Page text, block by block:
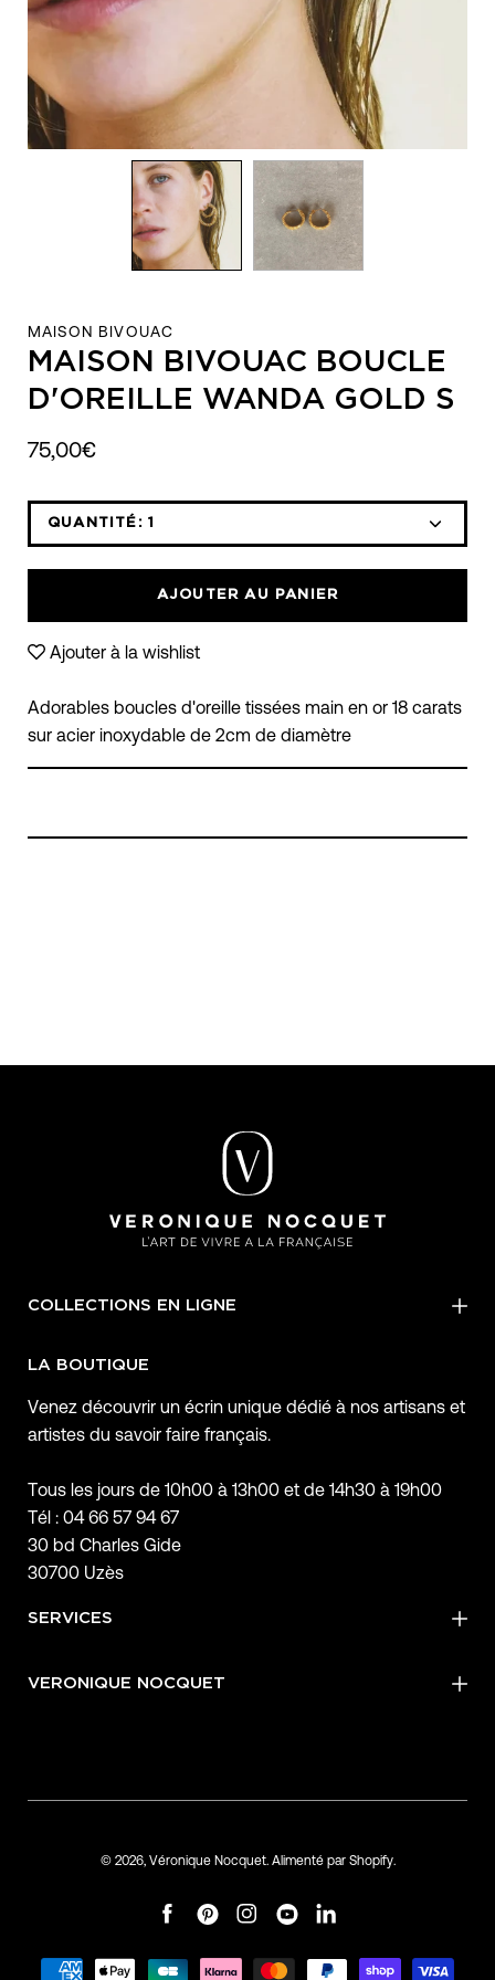
MAISON BIVOUAC
MAISON BIVOUAC BOUCLE
D'OREILLE WANDA GOLD S
75,00€
QUANTITÉ: 1
AJOUTER AU PANIER
Ajouter à la wishlist
Adorables boucles d'oreille tissées main en or 18 carats
sur acier inoxydable de 2cm de diamètre
COLLECTIONS EN LIGNE
LA BOUTIQUE
Venez découvrir un écrin unique dédié à nos artisans et
artistes du savoir faire français.
Tous les jours de 10h00 à 13h00 et de 14h30 à 19h00
Tél : 04 66 57 94 67
30 bd Charles Gide
30700 Uzès
SERVICES
VERONIQUE NOCQUET
© 2026, Véronique Nocquet. Alimenté par Shopify.